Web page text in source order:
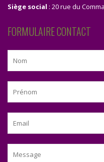
Siège social : 20 rue du
FORMULAIRE CONTACT